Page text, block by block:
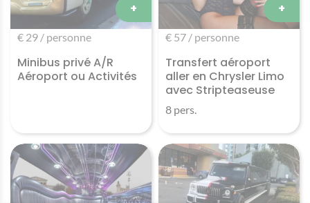
+
€ 29 / personne
Minibus privé A/R
Aéroport ou Activités
+
€ 57 / personne
Transfert aéroport
aller en Chrysler Limo
avec Stripteaseuse
8 pers.